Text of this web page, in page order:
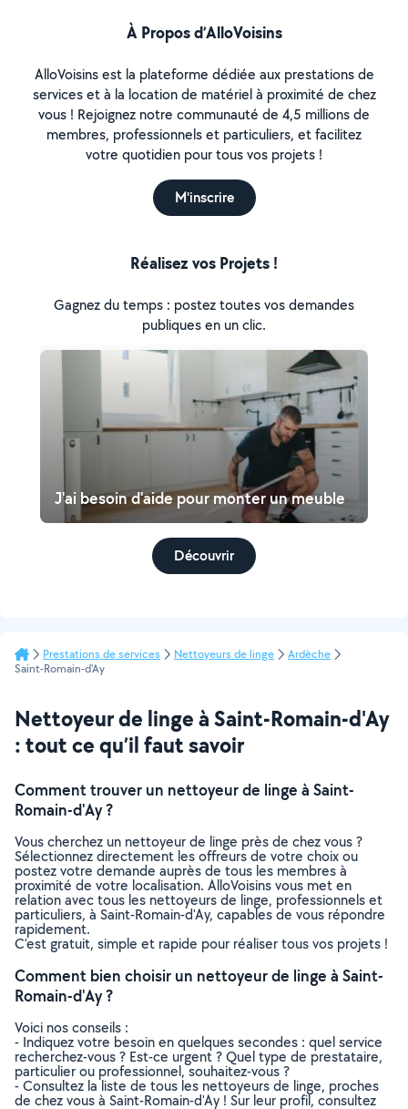
À Propos d’AlloVoisins
AlloVoisins est la plateforme dédiée aux prestations de
services et à la location de matériel à proximité de chez
vous ! Rejoignez notre communauté de 4,5 millions de
membres, professionnels et particuliers, et facilitez
votre quotidien pour tous vos projets !
M'inscrire
Réalisez vos Projets !
Gagnez du temps : postez toutes vos demandes
publiques en un clic.
J'ai besoin d'aide pour monter un meuble
Découvrir
Prestations de services Nettoyeurs de linge
Ardèche
Saint-Romain-d'Ay
Nettoyeur de linge à Saint-Romain-d'Ay
: tout ce qu’il faut savoir
Comment trouver un nettoyeur de linge à Saint-
Romain-d'Ay ?
Vous cherchez un nettoyeur de linge près de chez vous ?
Sélectionnez directement les offreurs de votre choix ou
postez votre demande auprès de tous les membres à
proximité de votre localisation. AlloVoisins vous met en
relation avec tous les nettoyeurs de linge, professionnels et
particuliers, à Saint-Romain-d'Ay, capables de vous répondre
rapidement.
C’est gratuit, simple et rapide pour réaliser tous vos projets !
Comment bien choisir un nettoyeur de linge à Saint-
Romain-d'Ay ?
Voici nos conseils :
- Indiquez votre besoin en quelques secondes : quel service
recherchez-vous ? Est-ce urgent ? Quel type de prestataire,
particulier ou professionnel, souhaitez-vous ?
- Consultez la liste de tous les nettoyeurs de linge, proches
de chez vous à Saint-Romain-d'Ay ! Sur leur profil, consultez